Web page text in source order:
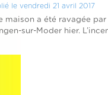
le vendredi 21 avril 2017
maison a été ravagée
sur-Moder hier.